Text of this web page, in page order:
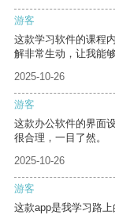
游客
这款学习软件的课程
解非常生动，让我能
2025-10-26
游客
这款办公软件的界面
很合理，一目了然。
2025-10-26
游客
这款app是我学习路